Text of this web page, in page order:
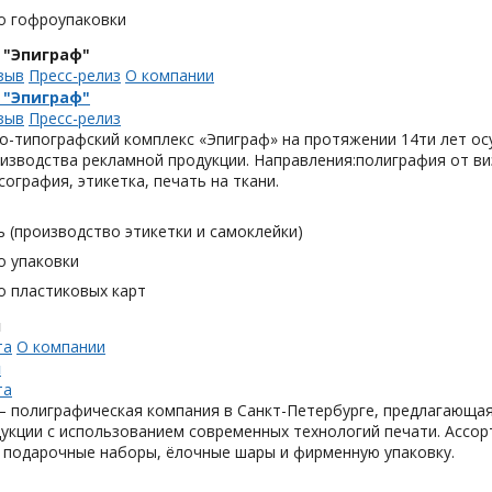
гофроупаковки
Пресс-релиз О компании
Пресс-релиз
типографский комплекс «Эпиграф» на протяжении 14ти лет
рекламной продукции. Направления:полиграфия от
этикетка, печать на ткани.
(производство этикетки и самоклейки)
упаковки
пластиковых карт
О компании
компания в Санкт-Петербурге,
с использованием современных технологий печати.
наборы, ёлочные шары и фирменную упаковку.